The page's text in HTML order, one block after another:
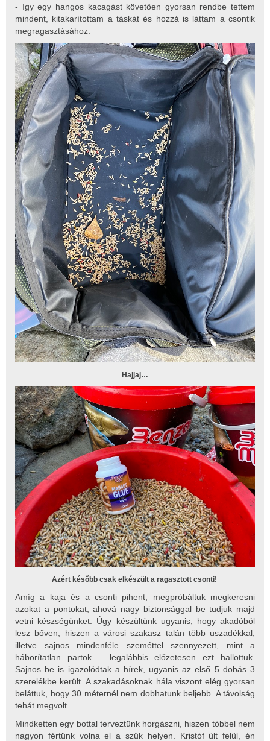
- így egy hangos kacagást követően gyorsan rendbe tettem
mindent, kitakarítottam a táskát és hozzá is láttam a csontik
megragasztásához.
Hajjaj…
Azért később csak elkészült a ragasztott csonti!
Amíg a kaja és a csonti pihent, megpróbáltuk megkeresni
azokat a pontokat, ahová nagy biztonsággal be tudjuk majd
vetni készségünket. Úgy készültünk ugyanis, hogy akadóból
lesz bőven, hiszen a városi szakasz talán több uszadékkal,
illetve sajnos mindenféle szeméttel szennyezett, mint a
háborítatlan partok – legalábbis előzetesen ezt hallottuk.
Sajnos be is igazolódtak a hírek, ugyanis az első 5 dobás 3
szerelékbe került. A szakadásoknak hála viszont elég gyorsan
beláttuk, hogy 30 méternél nem dobhatunk beljebb. A távolság
tehát megvolt.
Mindketten egy bottal terveztünk horgászni, hiszen többel nem
nagyon fértünk volna el a szűk helyen. Kristóf ült felül, én